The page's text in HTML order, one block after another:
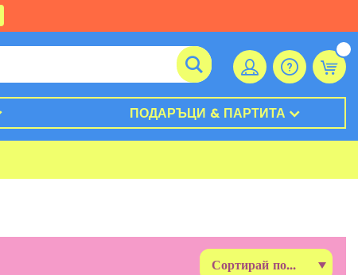
ПОДАРЪЦИ & ПАРТИТА